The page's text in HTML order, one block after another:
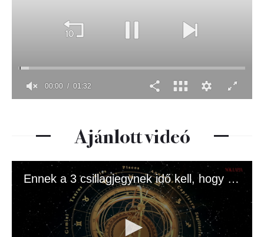
Ajánlott videó
Ennek a 3 csillagjegynek idő kell, hogy megnyíljon